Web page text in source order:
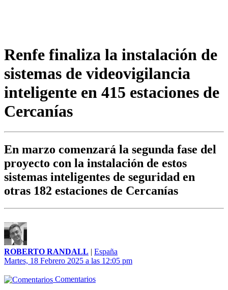
Renfe finaliza la instalación de
sistemas de videovigilancia
inteligente en 415 estaciones de
Cercanías
En marzo comenzará la segunda fase del
proyecto con la instalación de estos
sistemas inteligentes de seguridad en
otras 182 estaciones de Cercanías
ROBERTO RANDALL | España
Martes, 18 Febrero 2025 a las 12:05 pm
Comentarios